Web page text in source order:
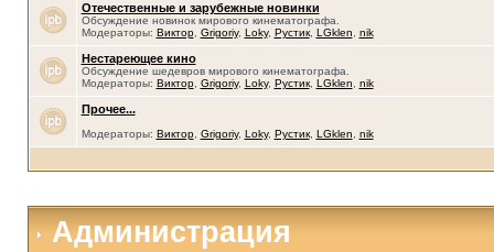
Отечественные и зарубежные новинки
Обсуждение новинок мирового кинематографа.
Модераторы: Виктор, Grigoriy, Loky, Рустик, LGklen nik
Нестареющее кино
Обсуждение шедевров мирового кинематографа.
Модераторы: Виктор, Grigoriy, Loky, Рустик, LGklen nik
Прочее...
Модераторы: Виктор, Grigoriy, Loky, Рустик, LGklen nik
Администрация